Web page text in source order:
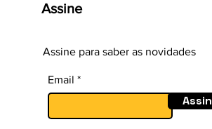
Assine
Assine para saber as novidades
Email